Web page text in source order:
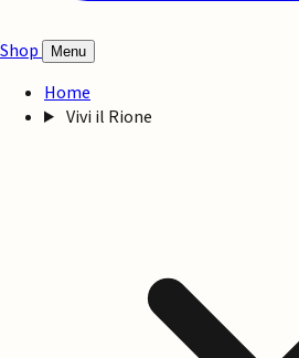
Shop Menu
Home
Vivi il Rione